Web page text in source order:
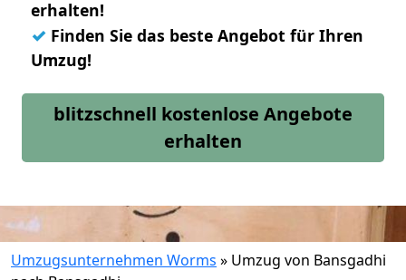
erhalten!
✓ Finden Sie das beste Angebot für Ihren
Umzug!
blitzschnell kostenlose Angebote
erhalten
Umzugsunternehmen Worms » Umzug von Bansgadhi